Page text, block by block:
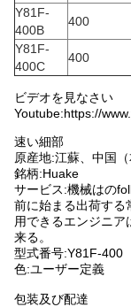
Y81F-
400B
400
Y81F-
400C
400
ビデオを見なさい
Youtube:https://
速い細部
原産地:江蘇、中国（
銘柄:Huake
サービス:機械はの
前に始まる出荷する
用できるエンジニ
来る。
型式番号:Y81F-400
色:ユーザー定義
包装及び配達